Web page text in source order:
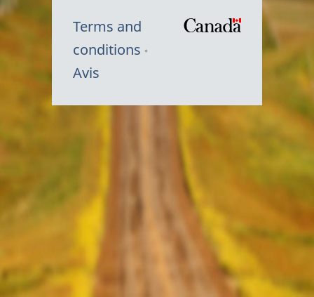
Terms and
conditions
Avis
Symbole
Canada